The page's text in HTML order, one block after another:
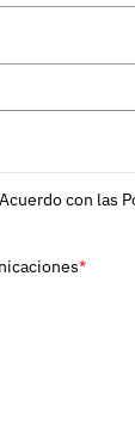
con las
*